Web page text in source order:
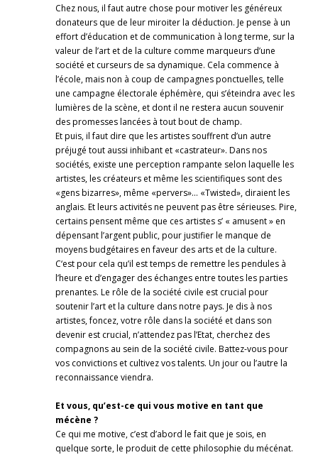
Chez nous, il faut autre chose pour motiver les généreux
donateurs que de leur miroiter la déduction. Je pense à un
effort d’éducation et de communication à long terme, sur la
valeur de l’art et de la culture comme marqueurs d’une
société et curseurs de sa dynamique. Cela commence à
l’école, mais non à coup de campagnes ponctuelles, telle
une campagne électorale éphémère, qui s’éteindra avec les
lumières de la scène, et dont il ne restera aucun souvenir
des promesses lancées à tout bout de champ.
Et puis, il faut dire que les artistes souffrent d’un autre
préjugé tout aussi inhibant et «castrateur». Dans nos
sociétés, existe une perception rampante selon laquelle les
artistes, les créateurs et même les scientifiques sont des
«gens bizarres», même «pervers»… «Twisted», diraient les
anglais. Et leurs activités ne peuvent pas être sérieuses. Pire,
certains pensent même que ces artistes s’ « amusent » en
dépensant l’argent public, pour justifier le manque de
moyens budgétaires en faveur des arts et de la culture.
C‘est pour cela qu’il est temps de remettre les pendules à
l’heure et d’engager des échanges entre toutes les parties
prenantes. Le rôle de la société civile est crucial pour
soutenir l’art et la culture dans notre pays. Je dis à nos
artistes, foncez, votre rôle dans la société et dans son
devenir est crucial, n’attendez pas l’Etat, cherchez des
compagnons au sein de la société civile. Battez-vous pour
vos convictions et cultivez vos talents. Un jour ou l’autre la
reconnaissance viendra.
Et vous, qu’est-ce qui vous motive en tant que
mécène ?
Ce qui me motive, c’est d’abord le fait que je sois, en
quelque sorte, le produit de cette philosophie du mécénat.